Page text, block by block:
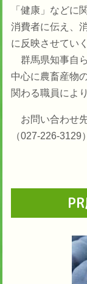
「健康」などに
消費者に伝え、
に反映させてい
群馬県知事自
中心に農畜産物
関わる職員によ
お問い合わせ
（027-226-3129）